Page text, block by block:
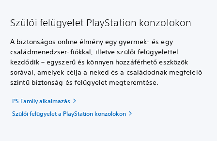
Szülői felügyelet PlayStation konzolokon
A biztonságos online élmény egy gyermek- és egy
családmenedzser-fiókkal, illetve szülői felügyelettel
kezdődik – egyszerű és könnyen hozzáférhető eszközök
sorával, amelyek célja a neked és a családodnak megfelelő
szintű biztonság és felügyelet megteremtése.
PS Family alkalmazás
Szülői felügyelet a PlayStation konzolokon